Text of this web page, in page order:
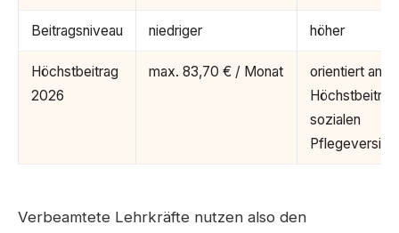
Beitragsniveau niedriger höher
Höchstbeitrag
2026
max. 83,70 € / Monat
orientiert am
sozialen
Verbeamtete Lehrkräfte nutzen also den